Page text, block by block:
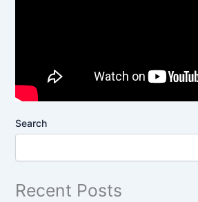
Search
Recent Posts